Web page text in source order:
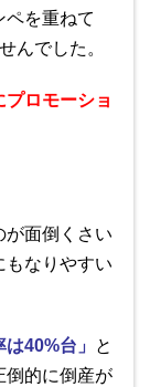
ペを重ねて
んでした。
ロモーショ
が面倒くさい
もなりやすい
40%台」
と
倒的に倒産が